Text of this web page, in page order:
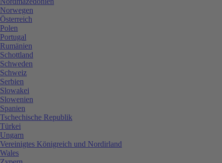
Norwegen
Österreich
Polen
Portugal
Rumänien
Schottland
Schweden
Schweiz
Serbien
Slowakei
Slowenien
Spanien
Tschechische Republik
Türkei
Ungarn
Vereinigtes Königreich und Nordirland
Wales